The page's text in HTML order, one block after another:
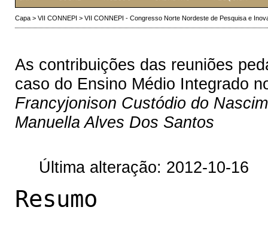
Capa> VII CONNEPI > VII CONNEPI - Congresso Norte Nordeste de Pesquisa e
As contribuições das reuniões
caso do Ensino Médio Integrado
Francyjonison Custódio do
Manuella Alves Dos Santos
Última alteração: 2012-10-16
Resumo